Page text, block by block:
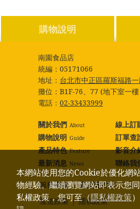
本網站使用您的Cookie於優化網
物經驗。繼續瀏覽網站即表示您
私權政策，您可至（隱私權政策
購物說明
南園食品店
統編： 05171066
地址： 台北市中正區羅斯福路
攤位： B1F-76、77 (地下室一樓
電話： 02-33433999
關於我們 About 線上訂
購物說明 Guide 訂單查
產品特色 Feature 影音介
最新消息 News 聯絡我
服務條款｜退換貨政策
運送政策｜隱私政策